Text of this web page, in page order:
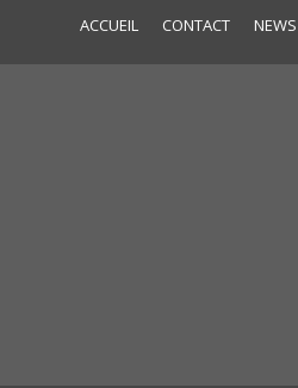
ACCUEIL CONTACT NEWS